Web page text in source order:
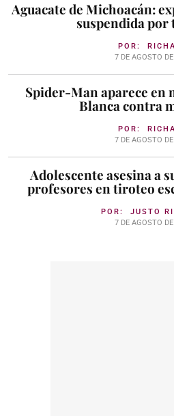
Aguacate de Michoacán:
suspendida por
POR:
7 DE AGOSTO
Spider-Man aparece en
Blanca contra
POR:
7 DE AGOSTO
Adolescente asesina a
profesores en tiroteo
POR: JUSTO
7 DE AGOSTO